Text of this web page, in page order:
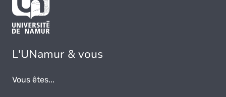
L'UNamur & vous
Vous êtes...